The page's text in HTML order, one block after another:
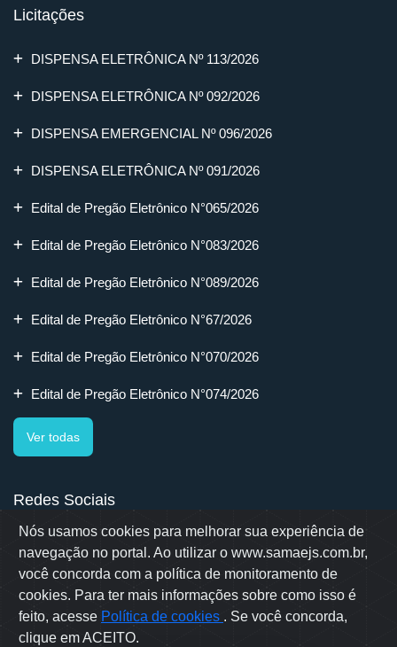
Nós usamos cookies para melhorar sua experiência de
navegação no portal. Ao utilizar o www.samaejs.com.br,
você concorda com a política de monitoramento de
cookies. Para ter mais informações sobre como isso é
feito, acesse Política de cookies . Se você concorda,
clique em ACEITO.
Licitações
DISPENSA ELETRÔNICA Nº 113/2026
DISPENSA ELETRÔNICA Nº 092/2026
DISPENSA EMERGENCIAL Nº 096/2026
DISPENSA ELETRÔNICA Nº 091/2026
Edital de Pregão Eletrônico N°065/2026
Edital de Pregão Eletrônico N°083/2026
Edital de Pregão Eletrônico N°089/2026
Edital de Pregão Eletrônico N°67/2026
Edital de Pregão Eletrônico N°070/2026
Edital de Pregão Eletrônico N°074/2026
Ver todas
Redes Sociais
Rua Erwino Menegotti, 478 - Bairro Água Verde - Jaraguá do Sul
- SC
Samae © 2022 - Todos os direitos reservados